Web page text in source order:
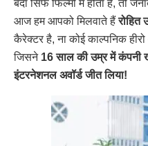
बंदा सिर्फ फिल्मों में होता है, तो
आज हम आपको मिलवाते हैंरोहित
कैरेक्टर है, ना कोई काल्पनिक
जिसने 16 साल की उम्र में
इंटरनेशनल अवॉर्ड जीत लिया!